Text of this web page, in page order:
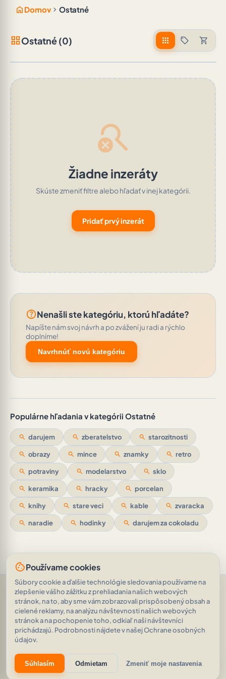
home Domov chevron_right Ostatné
grid_viewOstatné (0) apps sell shopping_cart
search_off
Žiadne inzeráty
Skúste zmeniť filtre alebo hľadať v inej kategórii.
Pridať prvý inzerát
help_outlineNenašli ste kategóriu, ktorú hľadáte?
Napíšte nám svoj návrh a po zvážení ju radi a rýchlo
doplníme!
Navrhnúť novú kategóriu
Populárne hľadania v kategórii Ostatné
search darujem search zberatelstvo search starozitnosti
search obrazy search mince search znamky search retro
search potraviny search modelarstvo search sklo
search keramika search hracky search porcelan
search knihy search stare veci search kable search zvaracka
search naradie search hodinky search darujem za cokoladu
Pomoc a podpora•Otázky•Hodnotenia•Opýtajte sa AI
Podmienky používania•Ochrana osobných údajov•
RSS Feed
© 2026AVEINO | auto_awesome Inteligentná inzercia poháňaná AI
|
1.8.2
eco
Znižujeme našu digitálnu uhlíkovú stopu.Zistiť viac auto_awesome
cookiePoužívame cookies
Súbory cookie a ďalšie technológie sledovania používame na
zlepšenie vášho zážitku z prehliadania našich webových
stránok, na to, aby sme vám zobrazovali prispôsobený obsah a
cielené reklamy, na analýzu návštevnosti našich webových
stránok a na pochopenie toho, odkiaľ naši návštevníci
prichádzajú. Podrobnosti nájdete v našej Ochrane osobných
údajov.
Súhlasím Odmietam Zmeniť moje nastavenia